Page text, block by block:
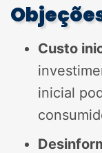
Custo
inicial